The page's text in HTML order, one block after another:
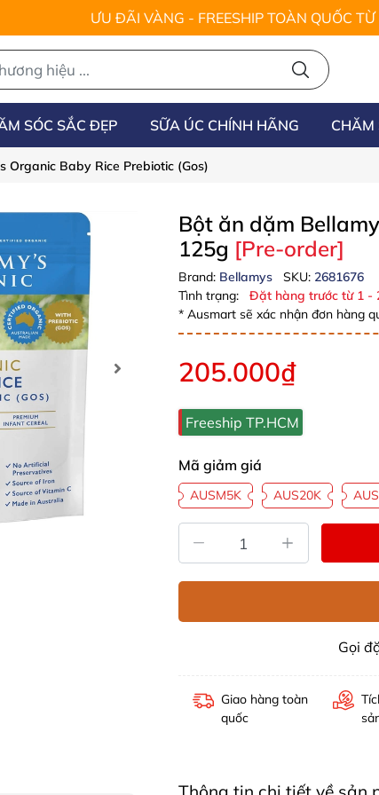
ƯU ĐÃI VÀNG - FREESHIP TOÀN QUỐC
SÓC SẮC ĐẸP SỮA ÚC CHÍNH HÃNG CHĂM
Organic Baby Rice Prebiotic (Gos)
Bột ăn dặm
125g [Pre-order]
Brand: Bellamys SKU: 2681676
Tình trạng:
Đặt hàng trước từ 1 -
* Ausmart sẽ xác nhận đơn hàng
205.000₫
Freeship TP.HCM
Mã giảm giá
AUSM5K AUS20K
Gọi
Giao hàng toàn
quốc